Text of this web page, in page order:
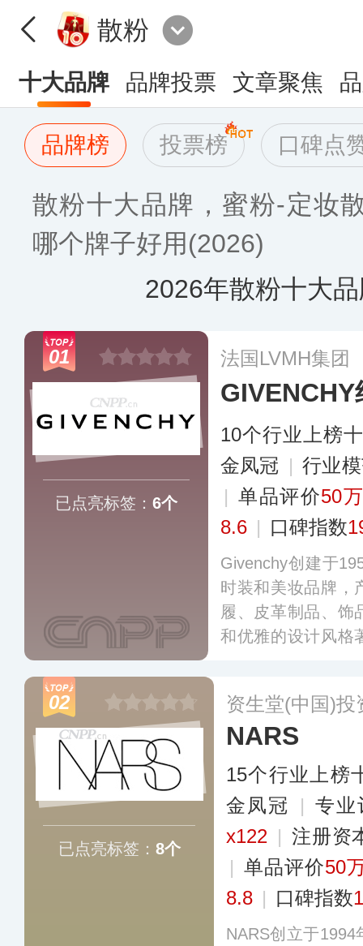
散粉
十大品牌 品牌投票 文章聚焦
品牌榜 投票榜 口碑点
散粉十大品牌，蜜粉-定妆
哪个牌子好用(2026)
2026年散粉十大
01
已点亮标签： 6个
法国LVMH集团
GIVENCHY
10个行业上榜
金凤冠 | 行业
| 单品评价50
8.6 | 口碑指数
Givenchy创建于
时装和美妆品牌，
履、皮革制品、饰
和优雅的设计风格
02
已点亮标签： 8个
资生堂(中国)投
NARS
15个行业上榜
金凤冠
| 专
x122 | 注册资
| 单品评价50
8.8 | 口碑指数
NARS创立于